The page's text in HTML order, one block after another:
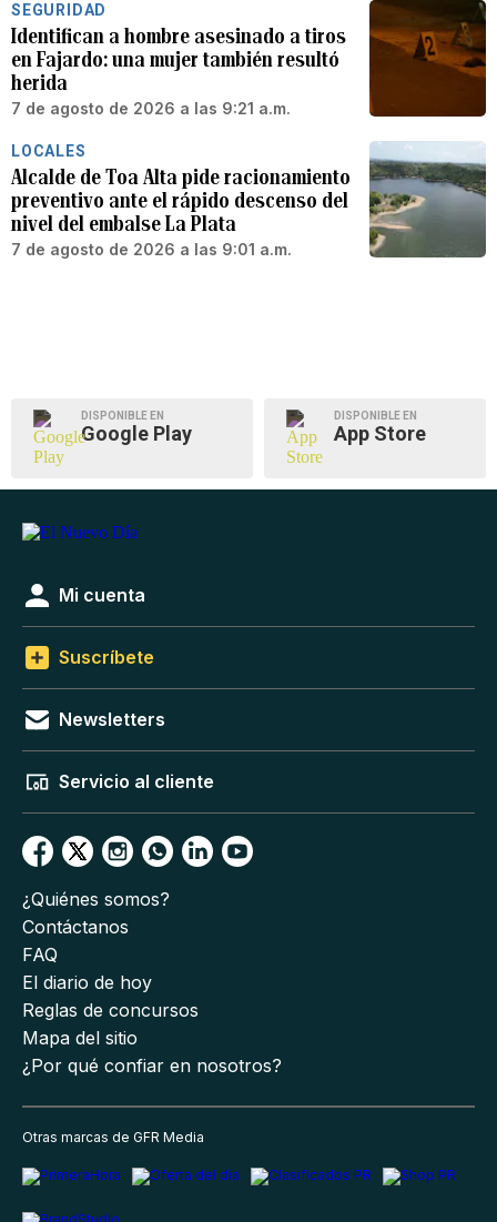
SEGURIDAD
Identifican a hombre asesinado a tiros
en Fajardo: una mujer también resultó
herida
7 de agosto de 2026 a las 9:21 a.m.
LOCALES
Alcalde de Toa Alta pide racionamiento
preventivo ante el rápido descenso del
nivel del embalse La Plata
7 de agosto de 2026 a las 9:01 a.m.
DISPONIBLE EN
Google Play
DISPONIBLE EN
App Store
Mi cuenta
Suscríbete
Newsletters
Servicio al cliente
¿Quiénes somos?
Contáctanos
FAQ
El diario de hoy
Reglas de concursos
Mapa del sitio
¿Por qué confiar en nosotros?
Otras marcas de GFR Media